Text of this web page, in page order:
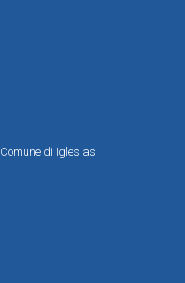
di Iglesias